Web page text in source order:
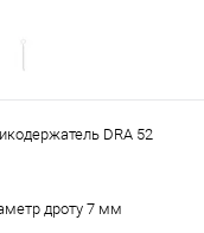
DRA 52
дроту 7 мм